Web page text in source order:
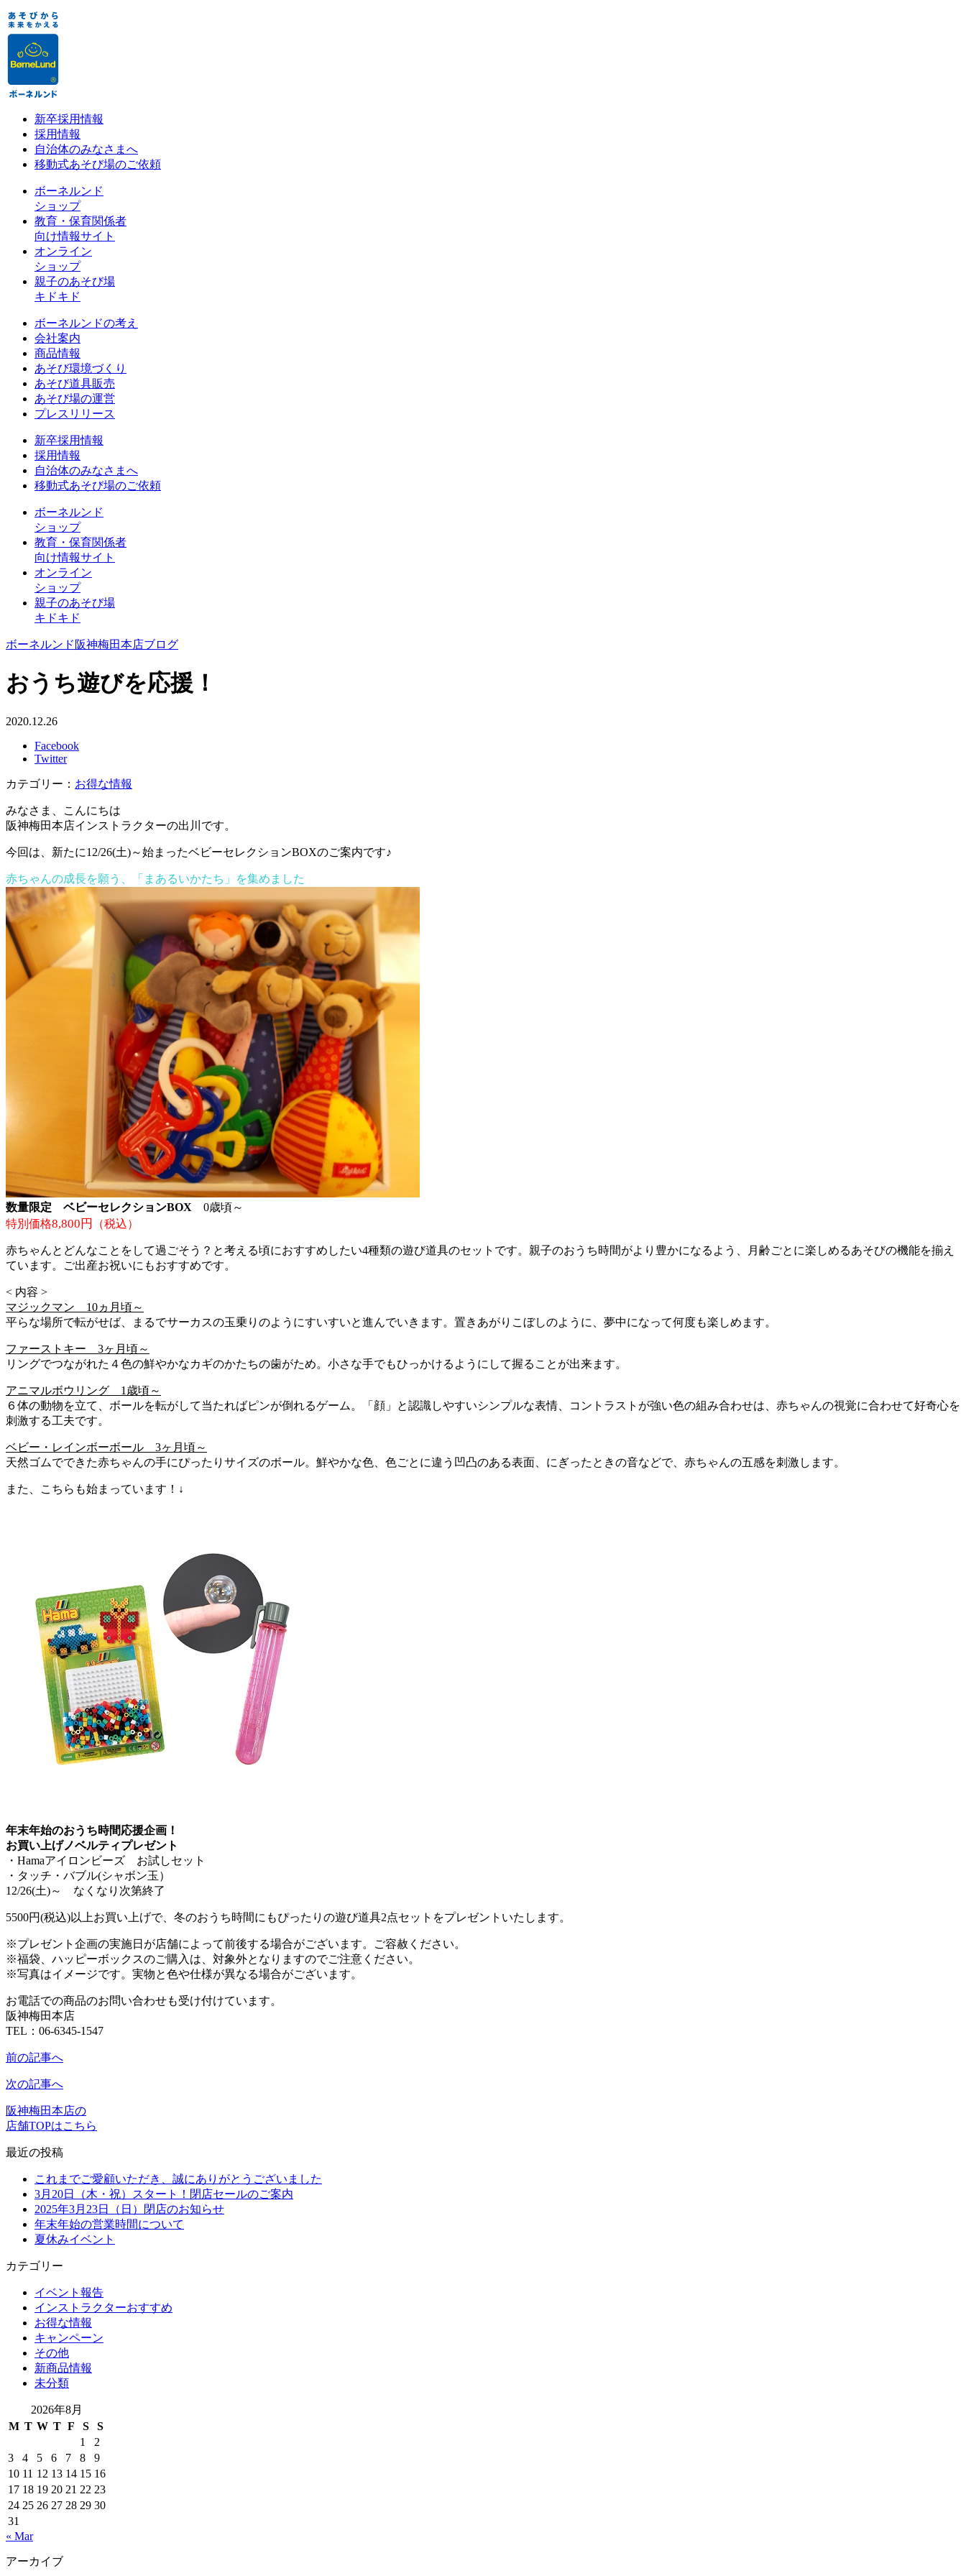
新卒採用情報
採用情報
自治体のみなさまへ
移動式あそび場のご依頼
ボーネルンド
ショップ
教育・保育関係者
向け情報サイト
オンライン
ショップ
親子のあそび場
キドキド
ボーネルンドの考え
会社案内
商品情報
あそび環境づくり
あそび道具販売
あそび場の運営
プレスリリース
新卒採用情報
採用情報
自治体のみなさまへ
移動式あそび場のご依頼
ボーネルンド
ショップ
教育・保育関係者
向け情報サイト
オンライン
ショップ
親子のあそび場
キドキド
ボーネルンド阪神梅田本店ブログ
おうち遊びを応援！
2020.12.26
Facebook
Twitter
カテゴリー： お得な情報
みなさま、こんにちは
阪神梅田本店インストラクターの出川です。
今回は、新たに12/26(土)～始まったベビーセレクションBOXのご案内です♪
赤ちゃんの成長を願う、「まあるいかたち」を集めました
数量限定 ベビーセレクションBOX 0歳頃～
特別価格8,800円 （税込）
赤ちゃんとどんなことをして過ごそう？と考える頃におすすめしたい4種類の遊び道具のセットです。親子のおうち時間がより豊かになるよう、月齢ごとに楽しめるあそびの機能を揃え
ています。ご出産お祝いにもおすすめです。
< 内容 >
マジックマン 10ヵ月頃～
平らな場所で転がせば、まるでサーカスの玉乗りのようにすいすいと進んでいきます。置きあがりこぼしのように、夢中になって何度も楽しめます。
ファーストキー 3ヶ月頃～
リングでつながれた４色の鮮やかなカギのかたちの歯がため。小さな手でもひっかけるようにして握ることが出来ます。
アニマルボウリング 1歳頃～
６体の動物を立て、ボールを転がして当たればピンが倒れるゲーム。「顔」と認識しやすいシンプルな表情、コントラストが強い色の組み合わせは、赤ちゃんの視覚に合わせて好奇心を
刺激する工夫です。
ベビー・レインボーボール 3ヶ月頃～
天然ゴムでできた赤ちゃんの手にぴったりサイズのボール。鮮やかな色、色ごとに違う凹凸のある表面、にぎったときの音などで、赤ちゃんの五感を刺激します。
また、こちらも始まっています！↓
年末年始のおうち時間応援企画！
お買い上げノベルティプレゼント
・Hamaアイロンビーズ お試しセット
・タッチ・バブル(シャボン玉）
12/26(土)～ なくなり次第終了
5500円(税込)以上お買い上げで、冬のおうち時間にもぴったりの遊び道具2点セットをプレゼントいたします。
※プレゼント企画の実施日が店舗によって前後する場合がございます。ご容赦ください。
※福袋、ハッピーボックスのご購入は、対象外となりますのでご注意ください。
※写真はイメージです。実物と色や仕様が異なる場合がございます。
お電話での商品のお問い合わせも受け付けています。
阪神梅田本店
TEL：06-6345-1547
前の記事へ
次の記事へ
阪神梅田本店の
店舗TOPはこちら
最近の投稿
これまでご愛顧いただき、誠にありがとうございました
3月20日（木・祝）スタート！閉店セールのご案内
2025年3月23日（日）閉店のお知らせ
年末年始の営業時間について
夏休みイベント
カテゴリー
イベント報告
インストラクターおすすめ
お得な情報
キャンペーン
その他
新商品情報
未分類
2026年8月
M T W T F S
S
1
2
3
4 5 6 7 8
9
10 11 12 13 14 15 16
17 18 19 20 21 22 23
24 25 26 27 28 29 30
31
« Mar
アーカイブ